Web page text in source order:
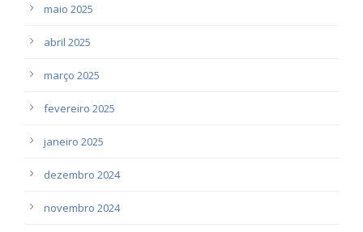
maio 2025
abril 2025
março 2025
fevereiro 2025
janeiro 2025
dezembro 2024
novembro 2024